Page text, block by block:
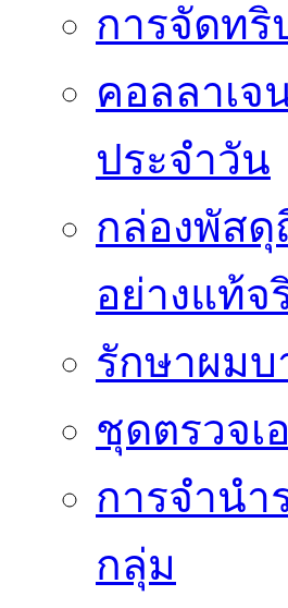
การจัดทริ
คอลลาเจ
ประจำวัน
กล่องพัสดุ
อย่างแท้จ
รักษาผม
ชุดตรวจ
การจำนำ
กลุ่ม